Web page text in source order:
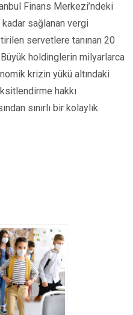
Finans Merkezi’ndeki
sağlanan vergi
servetlere tanınan 20
Büyük holdinglerin milyarlarca
krizin yükü altındaki
hakkı
sınırlı bir kolaylık